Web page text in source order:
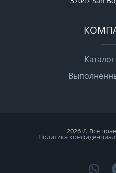
2026 © Все
Политика